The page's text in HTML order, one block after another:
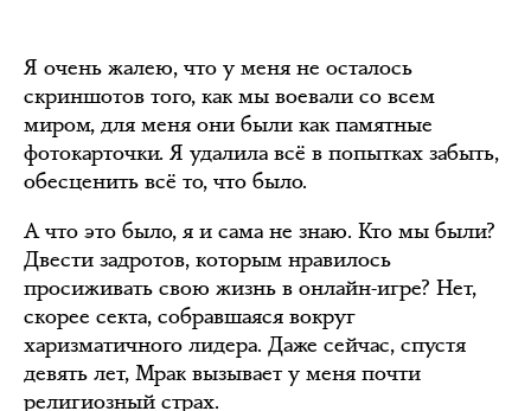
Я очень жалею, что у меня не осталось
скриншотов того, как мы воевали со всем
миром, для меня они были как памятные
фотокарточки. Я удалила всё в попытках забыть,
обесценить всё то, что было.
А что это было, я и сама не знаю. Кто мы были?
Двести задротов, которым нравилось
просиживать свою жизнь в онлайн-игре? Нет,
скорее секта, собравшаяся вокруг
харизматичного лидера. Даже сейчас, спустя
девять лет, Мрак вызывает у меня почти
религиозный страх.